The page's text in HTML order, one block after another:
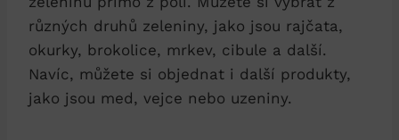
různých druhů zeleniny, jako jsou rajčata,
okurky, brokolice, mrkev, cibule a⁢ další.
Navíc, můžete si objednat i další produkty,
jako jsou med, vejce⁤ nebo uzeniny.